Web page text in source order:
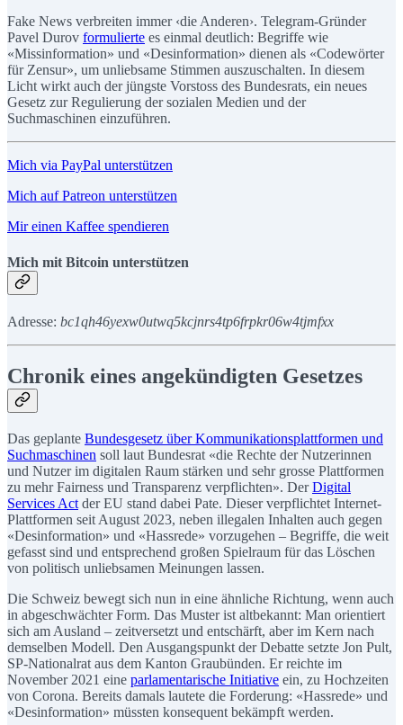
Fake News verbreiten immer ‹die Anderen›. Telegram-Gründer
Pavel Durov formulierte es einmal deutlich: Begriffe wie
«Missinformation» und «Desinformation» dienen als «Codewörter
für Zensur», um unliebsame Stimmen auszuschalten. In diesem
Licht wirkt auch der jüngste Vorstoss des Bundesrats, ein neues
Gesetz zur Regulierung der sozialen Medien und der
Suchmaschinen einzuführen.
Mich via PayPal unterstützen
Mich auf Patreon unterstützen
Mir einen Kaffee spendieren
Mich mit Bitcoin unterstützen
Adresse: bc1qh46yexw0utwq5kcjnrs4tp6frpkr06w4tjmfxx
Chronik eines angekündigten Gesetzes
Das geplante Bundesgesetz über Kommunikationsplattformen und
Suchmaschinen soll laut Bundesrat «die Rechte der Nutzerinnen
und Nutzer im digitalen Raum stärken und sehr grosse Plattformen
zu mehr Fairness und Transparenz verpflichten». DerDigital
Services Act der EU stand dabei Pate. Dieser verpflichtet Internet-
Plattformen seit August 2023, neben illegalen Inhalten auch gegen
«Desinformation» und «Hassrede» vorzugehen – Begriffe, die weit
gefasst sind und entsprechend großen Spielraum für das Löschen
von politisch unliebsamen Meinungen lassen.
Die Schweiz bewegt sich nun in eine ähnliche Richtung, wenn auch
in abgeschwächter Form. Das Muster ist altbekannt: Man orientiert
sich am Ausland – zeitversetzt und entschärft, aber im Kern nach
demselben Modell. Den Ausgangspunkt der Debatte setzte Jon Pult,
SP-Nationalrat aus dem Kanton Graubünden. Er reichte im
November 2021 eine parlamentarische Initiative ein, zu Hochzeiten
von Corona. Bereits damals lautete die Forderung: «Hassrede» und
«Desinformation» müssten konsequent bekämpft werden.